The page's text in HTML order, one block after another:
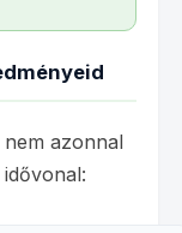
nem azonnal